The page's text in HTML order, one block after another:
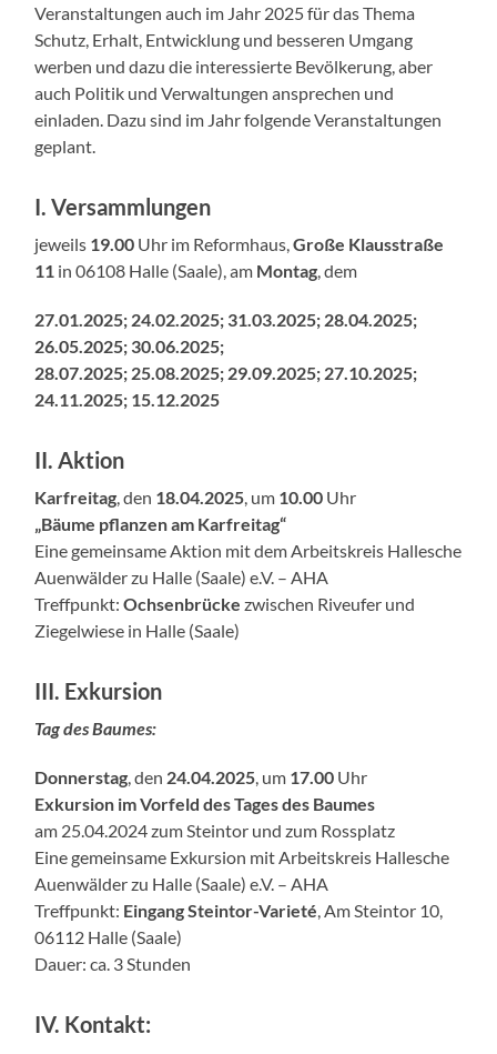
Veranstaltungen auch im Jahr 2025 für das Thema
Schutz, Erhalt, Entwicklung und besseren Umgang
werben und dazu die interessierte Bevölkerung, aber
auch Politik und Verwaltungen ansprechen und
einladen. Dazu sind im Jahr folgende Veranstaltungen
geplant.
I. Versammlungen
jeweils 19.00 Uhr im Reformhaus,Große Klausstraße
11 in 06108 Halle (Saale), am Montag , dem
27.01.2025; 24.02.2025; 31.03.2025; 28.04.2025;
26.05.2025; 30.06.2025;
28.07.2025; 25.08.2025; 29.09.2025; 27.10.2025;
24.11.2025; 15.12.2025
II. Aktion
Karfreitag , den 18.04.2025 , um 10.00 Uhr
„Bäume pflanzen am Karfreitag“
Eine gemeinsame Aktion mit dem Arbeitskreis Hallesche
Auenwälder zu Halle (Saale) e.V. – AHA
Treffpunkt:Ochsenbrücke zwischen Riveufer und
Ziegelwiese in Halle (Saale)
III. Exkursion
Tag des Baumes:
Donnerstag , den 24.04.2025 , um 17.00 Uhr
Exkursion im Vorfeld des Tages des Baumes
am 25.04.2024 zum Steintor und zum Rossplatz
Eine gemeinsame Exkursion mit Arbeitskreis Hallesche
Auenwälder zu Halle (Saale) e.V. – AHA
Treffpunkt: Eingang Steintor-Varieté , Am Steintor 10,
06112 Halle (Saale)
Dauer: ca. 3 Stunden
IV. Kontakt: